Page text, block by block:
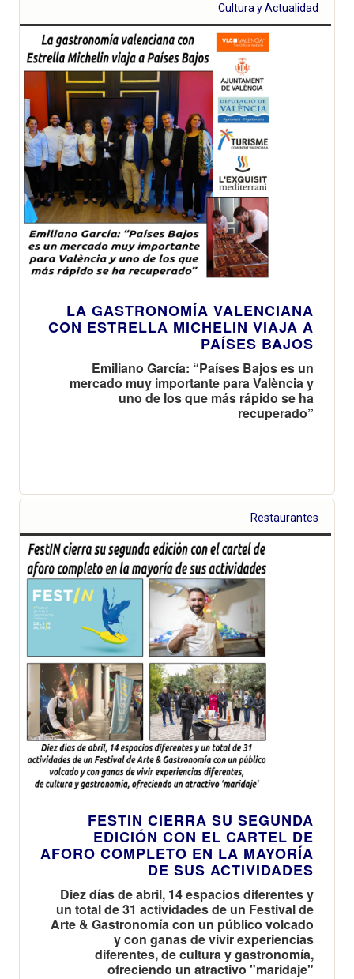
Cultura y Actualidad
LA GASTRONOMÍA VALENCIANA
CON ESTRELLA MICHELIN VIAJA A
PAÍSES BAJOS
Emiliano García: “Países Bajos es un
mercado muy importante para València y
uno de los que más rápido se ha
recuperado”
Restaurantes
FESTIN CIERRA SU SEGUNDA
EDICIÓN CON EL CARTEL DE
AFORO COMPLETO EN LA MAYORÍA
DE SUS ACTIVIDADES
Diez días de abril, 14 espacios diferentes y
un total de 31 actividades de un Festival de
Arte & Gastronomía con un público volcado
y con ganas de vivir experiencias
diferentes, de cultura y gastronomía,
ofreciendo un atractivo "maridaje"